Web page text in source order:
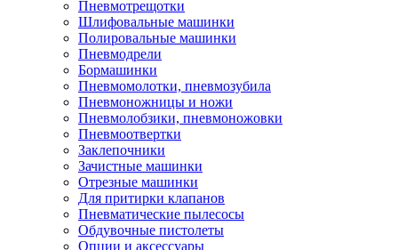
Пневмотрещотки
Шлифовальные машинки
Полировальные машинки
Пневмодрели
Бормашинки
Пневмомолотки, пневмозубила
Пневмоножницы и ножи
Пневмолобзики, пневмоножовки
Пневмоотвертки
Заклепочники
Зачистные машинки
Отрезные машинки
Для притирки клапанов
Пневматические пылесосы
Обдувочные пистолеты
Опции и аксессуары